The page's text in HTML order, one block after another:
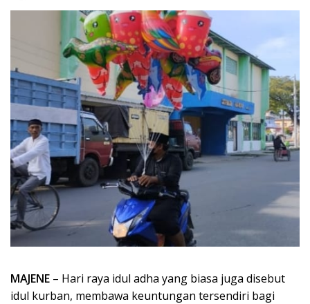
MAJENE – Hari raya idul adha yang biasa juga disebut
idul kurban, membawa keuntungan tersendiri bagi